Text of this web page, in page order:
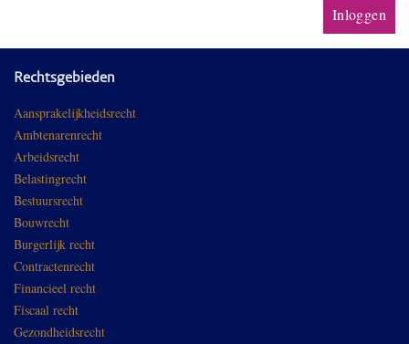
Rechtsgebieden
Aansprakelijkheidsrecht
Ambtenarenrecht
Arbeidsrecht
Belastingrecht
Bestuursrecht
Bouwrecht
Burgerlijk recht
Contractenrecht
Financieel recht
Fiscaal recht
Gezondheidsrecht